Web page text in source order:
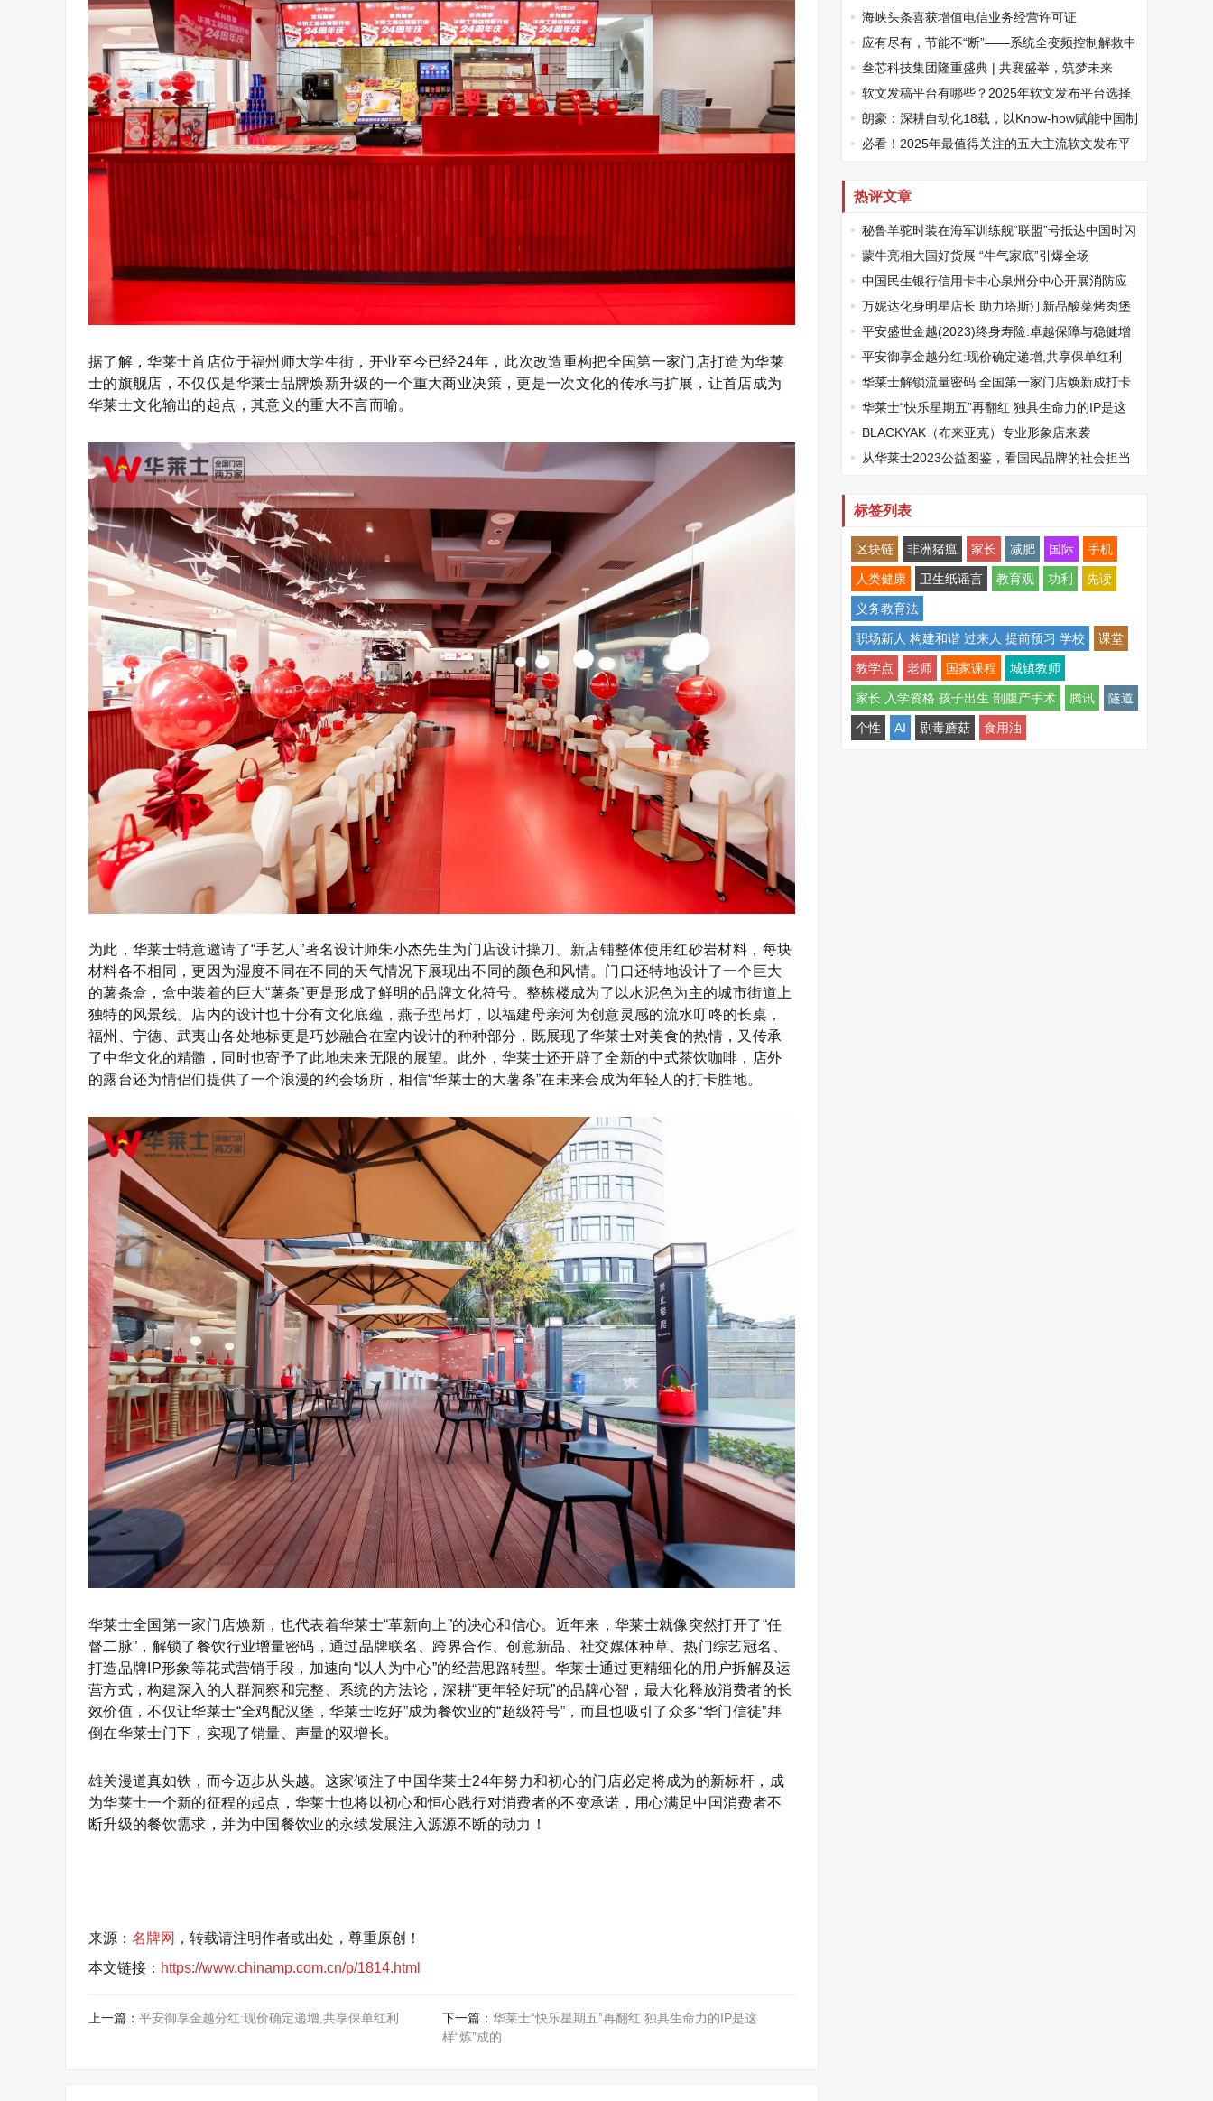
据了解，华莱士首店位于福州师大学生街，开业至今已经24年，此次改造重构把全国第一家门店打造为华莱
士的旗舰店，不仅仅是华莱士品牌焕新升级的一个重大商业决策，更是一次文化的传承与扩展，让首店成为
华莱士文化输出的起点，其意义的重大不言而喻。
为此，华莱士特意邀请了“手艺人”著名设计师朱小杰先生为门店设计操刀。新店铺整体使用红砂岩材料，每块
材料各不相同，更因为湿度不同在不同的天气情况下展现出不同的颜色和风情。门口还特地设计了一个巨大
的薯条盒，盒中装着的巨大“薯条”更是形成了鲜明的品牌文化符号。整栋楼成为了以水泥色为主的城市街道上
独特的风景线。店内的设计也十分有文化底蕴，燕子型吊灯，以福建母亲河为创意灵感的流水叮咚的长桌，
福州、宁德、武夷山各处地标更是巧妙融合在室内设计的种种部分，既展现了华莱士对美食的热情，又传承
了中华文化的精髓，同时也寄予了此地未来无限的展望。此外，华莱士还开辟了全新的中式茶饮咖啡，店外
的露台还为情侣们提供了一个浪漫的约会场所，相信“华莱士的大薯条”在未来会成为年轻人的打卡胜地。
华莱士全国第一家门店焕新，也代表着华莱士“革新向上”的决心和信心。近年来，华莱士就像突然打开了“任
督二脉”，解锁了餐饮行业增量密码，通过品牌联名、跨界合作、创意新品、社交媒体种草、热门综艺冠名、
打造品牌IP形象等花式营销手段，加速向“以人为中心”的经营思路转型。华莱士通过更精细化的用户拆解及运
营方式，构建深入的人群洞察和完整、系统的方法论，深耕“更年轻好玩”的品牌心智，最大化释放消费者的长
效价值，不仅让华莱士“全鸡配汉堡，华莱士吃好”成为餐饮业的“超级符号”，而且也吸引了众多“华门信徒”拜
倒在华莱士门下，实现了销量、声量的双增长。
雄关漫道真如铁，而今迈步从头越。这家倾注了中国华莱士24年努力和初心的门店必定将成为的新标杆，成
为华莱士一个新的征程的起点，华莱士也将以初心和恒心践行对消费者的不变承诺，用心满足中国消费者不
断升级的餐饮需求，并为中国餐饮业的永续发展注入源源不断的动力！
来源： 名牌网 ，转载请注明作者或出处，尊重原创！
本文链接： https://www.chinamp.com.cn/p/1814.html
上一篇： 平安御享金越分红:现价确定递增,共享保单红利 下一篇： 华莱士“快乐星期五”再翻红 独具生命力的IP是这
样“炼”成的
损“寒冬”
海峡头条喜获增值电信业务经营许可证
应有尽有，节能不“断”——系统全变频控制解救中
央空调能耗大户
叁芯科技集团隆重盛典 | 共襄盛举，筑梦未来
软文发稿平台有哪些？2025年软文发布平台选择
推荐，让品牌传播少走弯路
朗豪：深耕自动化18载，以Know-how赋能中国制
造数字化转型
必看！2025年最值得关注的五大主流软文发布平
热评文章
秘鲁羊驼时装在海军训练舰“联盟”号抵达中国时闪
亮登场
蒙牛亮相大国好货展 “牛气家底”引爆全场
中国民生银行信用卡中心泉州分中心开展消防应
急演练培训
万妮达化身明星店长 助力塔斯汀新品酸菜烤肉堡
上新平安盛世金越(2023)终身寿险:卓越保障与稳健增
值的完美结合
平安御享金越分红:现价确定递增,共享保单红利
华莱士解锁流量密码 全国第一家门店焕新成打卡
胜地华莱士“快乐星期五”再翻红 独具生命力的IP是这
样“炼”成的
BLACKYAK（布来亚克）专业形象店来袭
从华莱士2023公益图鉴，看国民品牌的社会担当
标签列表
区块链 非洲猪瘟 家长 减肥 国际 手机
人类健康 卫生纸谣言 教育观 功利 先读
义务教育法
职场新人 构建和谐 过来人 提前预习 学校 课堂
教学点 老师 国家课程 城镇教师
家长 入学资格 孩子出生 剖腹产手术 腾讯 隧道
个性 AI 剧毒蘑菇 食用油